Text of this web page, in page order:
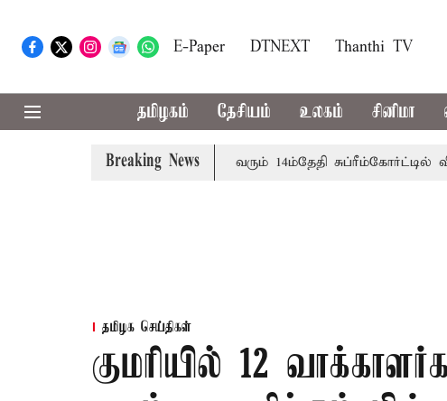
E-Paper DTNEXT Thanthi TV
தமிழகம் தேசியம் உலகம் சினிமா
Breaking News
அரசுப்பணி வழக்கு; வரும் 14ம்தேதி சுப்ரீம்கோர்ட்டில்
தமிழக செய்திகள்
குமரியில் 12